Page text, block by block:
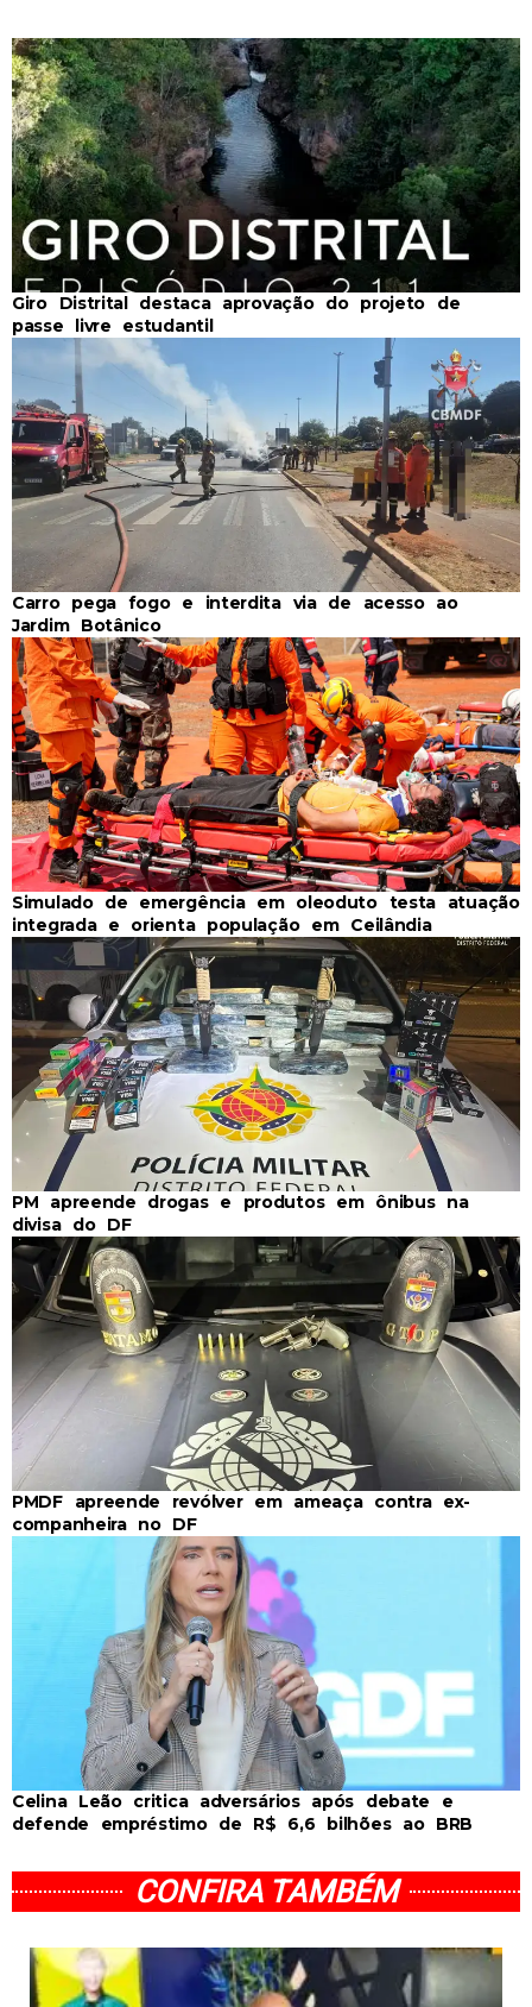
Giro Distrital destaca aprovação do projeto de
passe livre estudantil
Carro pega fogo e interdita via de acesso ao
Jardim Botânico
Simulado de emergência em oleoduto testa atuação
integrada e orienta população em Ceilândia
PM apreende drogas e produtos em ônibus na
divisa do DF
PMDF apreende revólver em ameaça contra ex-
companheira no DF
Celina Leão critica adversários após debate e
defende empréstimo de R$ 6,6 bilhões ao BRB
CONFIRA TAMBÉM